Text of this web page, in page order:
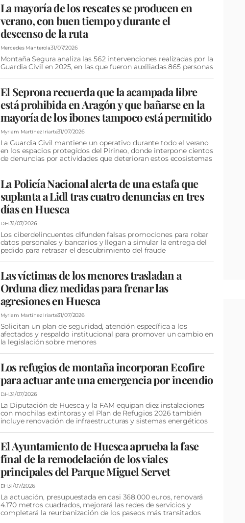
La mayoría de los rescates se producen en
verano, con buen tiempo y durante el
descenso de la ruta
Mercedes Manterola31/07/2026
Montaña Segura analiza las 562 intervenciones realizadas por la
Guardia Civil en 2025, en las que fueron auxiliadas 865 personas
El Seprona recuerda que la acampada libre
está prohibida en Aragón y que bañarse en la
mayoría de los ibones tampoco está permitido
Myriam Martínez Iriarte31/07/2026
La Guardia Civil mantiene un operativo durante todo el verano
en los espacios protegidos del Pirineo, donde interpone cientos
de denuncias por actividades que deterioran estos ecosistemas
La Policía Nacional alerta de una estafa que
suplanta a Lidl tras cuatro denuncias en tres
días en Huesca
D.H.31/07/2026
Los ciberdelincuentes difunden falsas promociones para robar
datos personales y bancarios y llegan a simular la entrega del
pedido para retrasar el descubrimiento del fraude
Las víctimas de los menores trasladan a
Orduna diez medidas para frenar las
agresiones en Huesca
Myriam Martínez Iriarte31/07/2026
Solicitan un plan de seguridad, atención específica a los
afectados y respaldo institucional para promover un cambio en
la legislación sobre menores
Los refugios de montaña incorporan Ecofire
para actuar ante una emergencia por incendio
D.H.31/07/2026
La Diputación de Huesca y la FAM equipan diez instalaciones
con mochilas extintoras y el Plan de Refugios 2026 también
incluye renovación de infraestructuras y sistemas energéticos
El Ayuntamiento de Huesca aprueba la fase
final de la remodelación de los viales
principales del Parque Miguel Servet
DH31/07/2026
La actuación, presupuestada en casi 368.000 euros, renovará
4.170 metros cuadrados, mejorará las redes de servicios y
completará la reurbanización de los paseos más transitados